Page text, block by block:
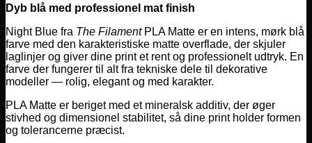
Dyb blå med professionel mat finish
Night Blue fra The FilamentPLA Matte er en intens, mørk blå
farve med den karakteristiske matte overflade, der skjuler
laglinjer og giver dine print et rent og professionelt udtryk. En
farve der fungerer til alt fra tekniske dele til dekorative
modeller — rolig, elegant og med karakter.
PLA Matte er beriget med et mineralsk additiv, der øger
stivhed og dimensionel stabilitet, så dine print holder formen
og tolerancerne præcist.